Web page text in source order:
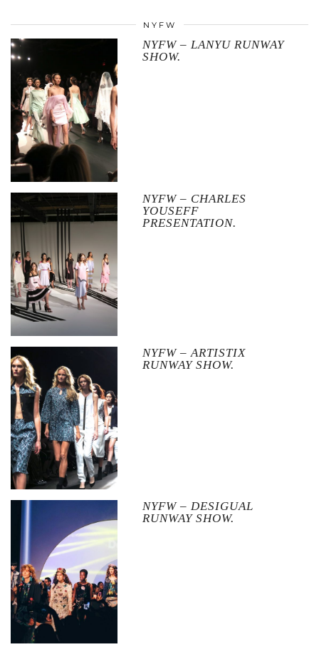
NYFW
NYFW – LANYU RUNWAY
SHOW.
NYFW – CHARLES
YOUSEFF
PRESENTATION.
NYFW – ARTISTIX
RUNWAY SHOW.
NYFW – DESIGUAL
RUNWAY SHOW.